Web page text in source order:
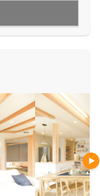
材の質を落と
を行い、多方面
ままコストを抑
いる会社で